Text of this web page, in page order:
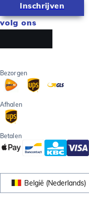
Inschrijven
volg ons
Bezorgen
Afhalen
Betalen
België (Nederlands)